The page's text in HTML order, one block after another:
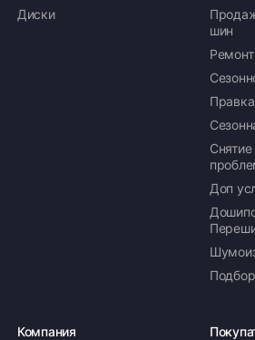
Диски
шин
Доп
Компания